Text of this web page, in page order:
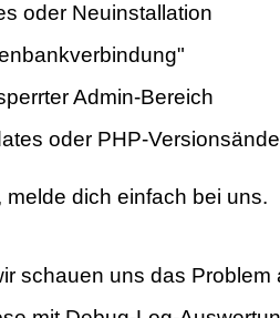
oder Neuinstallation️
Admin-Bereich
oder PHP-
dich einfach bei uns.
schauen uns das Problem